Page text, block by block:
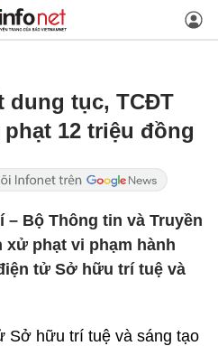
dung tục, TCĐT
12 triệu đồng
– Bộ Thông tin và Truyền
xử phạt vi phạm hành
tử Sở hữu trí tuệ và
Sở hữu trí tuệ và sáng tạo